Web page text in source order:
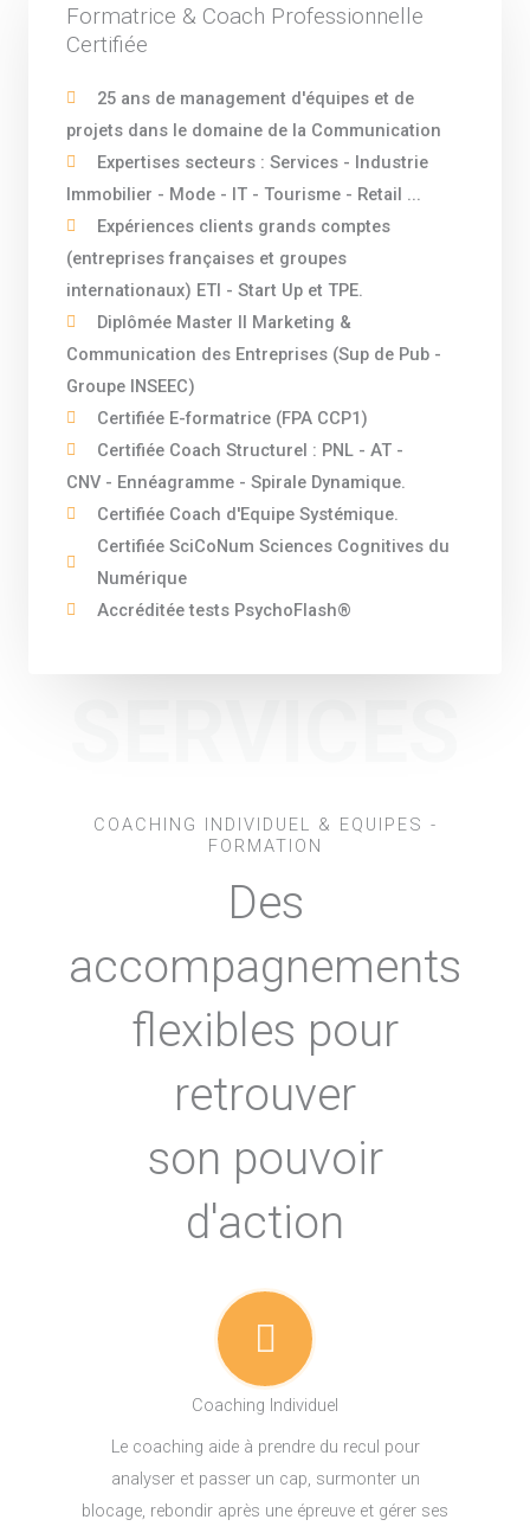
Formatrice & Coach Professionnelle
Certifiée
25 ans de management d'équipes et de
projets dans le domaine de la Communication
Expertises secteurs : Services - Industrie
Immobilier - Mode - IT - Tourisme - Retail ...
Expériences clients grands comptes
(entreprises françaises et groupes
internationaux) ETI - Start Up et TPE.
Diplômée Master II Marketing &
Communication des Entreprises (Sup de Pub -
Groupe INSEEC)
Certifiée E-formatrice (FPA CCP1)
Certifiée Coach Structurel : PNL - AT -
CNV - Ennéagramme - Spirale Dynamique.
Certifiée Coach d'Equipe Systémique.
Certifiée SciCoNum Sciences Cognitives du
Numérique
Accréditée tests PsychoFlash®
COACHING INDIVIDUEL & EQUIPES -
FORMATION
Des
accompagnements
flexibles pour
retrouver
son pouvoir
d'action
Coaching Individuel
Le coaching aide à prendre du recul pour
analyser et passer un cap, surmonter un
blocage, rebondir après une épreuve et gérer ses